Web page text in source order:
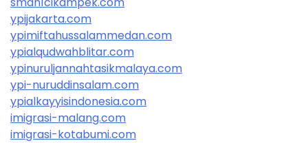
ypijakarta.com
ypimiftahussalammedan.com
ypialqudwahblitar.com
ypinuruljannahtasikmalaya.com
ypi-nuruddinsalam.com
ypialkayyisindonesia.com
imigrasi-malang.com
imigrasi-kotabumi.com